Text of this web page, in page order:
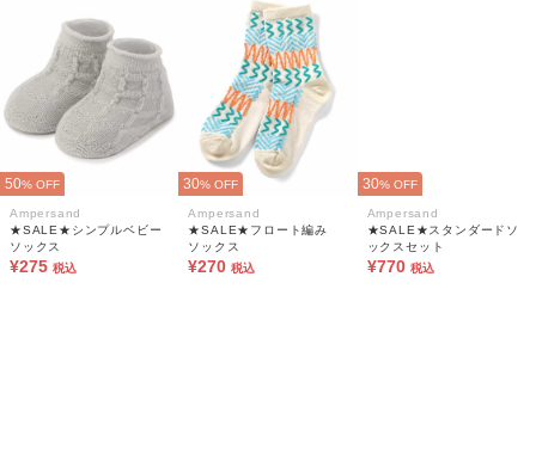
50% OFF
Ampersand
★SALE★シンプルベビー
ソックス
¥275 税込
30% OFF
Ampersand
★SALE★フロート編み
ソックス
¥270 税込
30% OFF
Ampersand
★SALE★スタンダードソ
ックスセット
¥770 税込